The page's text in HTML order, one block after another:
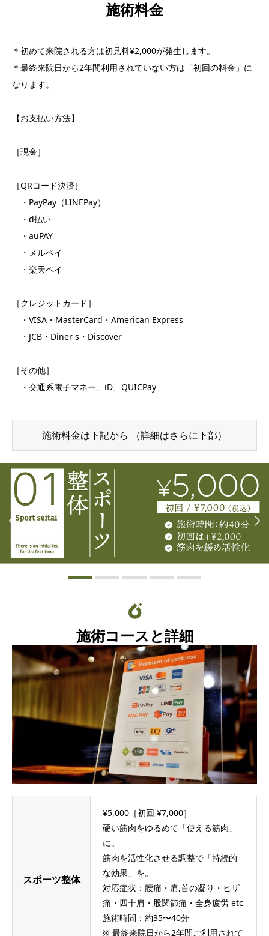
施術料金
＊初めて来院される方は初見料¥2,000が発生します。
＊最終来院日から2年間利用されていない方は「初回の料金」に
なります。
【お支払い方法】
［現金］
［QRコード決済］
・PayPay（LINEPay）
・d払い
・auPAY
・メルペイ
・楽天ペイ
［クレジットカード］
・VISA・MasterCard・American Express
・JCB・Diner's・Discover
［その他］
・交通系電子マネー、iD、QUICPay
施術料金は下記から （詳細はさらに下部）
施術コースと詳細
スポーツ整体
¥5,000［初回 ¥7,000］
硬い筋肉をゆるめて「使える筋肉」
に。
筋肉を活性化させる調整で「持続的
な効果」を。
対応症状：腰痛・肩,首の凝り・ヒザ
痛・四十肩・股関節痛・全身疲労 etc
施術時間：約35〜40分
※ 最終来院日から2年間ご利用されて